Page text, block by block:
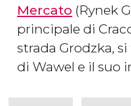
Mercato (Rynek
principale di
strada Grodzka,
di Wawel e il suo